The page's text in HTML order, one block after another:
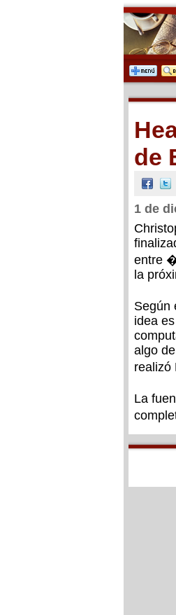
de
1 de
entre
la
Según
idea
algo
La